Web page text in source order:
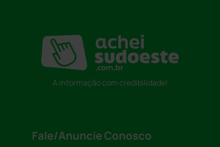
A informação com credibilidade!
Fale/Anuncie Conosco